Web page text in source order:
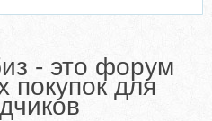
- это форум
покупок для